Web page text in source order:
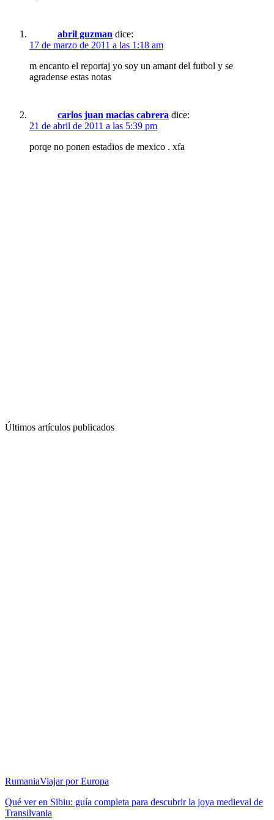
abril guzman dice:
17 de marzo de 2011 a las 1:18 am
m encanto el reportaj yo soy un amant del futbol y se
agradense estas notas
carlos juan macias cabrera dice:
21 de abril de 2011 a las 5:39 pm
porqe no ponen estadios de mexico . xfa
Últimos artículos publicados
RumaniaViajar por Europa
Qué ver en Sibiu: guía completa para descubrir la joya medieval de
Transilvania